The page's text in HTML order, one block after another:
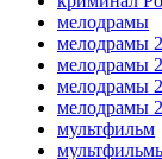
мелодрамы
мелодрамы
мелодрамы
мелодрамы
мелодрамы
мультфильм